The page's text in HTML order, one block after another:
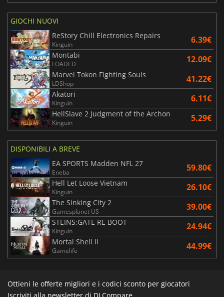
GIOCHI NUOVI
ReStory Chill Electronics Repairs
Kinguin 6.39€
Montabi
LOADED 12.09€
Marvel Tokon Fighting Souls
LDShop 41.22€
Akatori
Kinguin 6.11€
HellSlave 2 Judgment of the Archon
Kinguin 5.29€
DISPONIBILI A BREVE
EA SPORTS Madden NFL 27
Eneba 59.80€
Hell Let Loose Vietnam
Kinguin 26.10€
The Sinking City 2
Gamesplanet US 39.00€
STEINS;GATE RE BOOT
Kinguin 24.94€
Mortal Shell II
Gamelife 44.99€
Ottieni le offerte migliori e i codici sconto per giocatori